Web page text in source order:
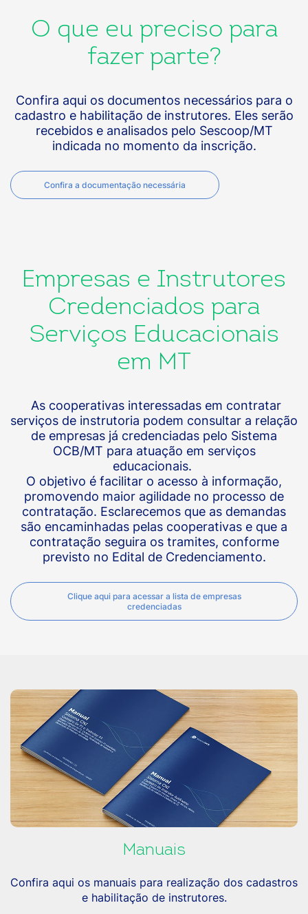
O que eu preciso para
fazer parte?
Confira aqui os documentos necessários para o
cadastro e habilitação de instrutores. Eles serão
recebidos e analisados pelo Sescoop/MT
indicada no momento da inscrição.
Confira a documentação necessária
Empresas e Instrutores
Credenciados para
Serviços Educacionais
em MT
As cooperativas interessadas em contratar
serviços de instrutoria podem consultar a relação
de empresas já credenciadas pelo Sistema
OCB/MT para atuação em serviços
educacionais.
O objetivo é facilitar o acesso à informação,
promovendo maior agilidade no processo de
contratação. Esclarecemos que as demandas
são encaminhadas pelas cooperativas e que a
contratação seguira os tramites, conforme
previsto no Edital de Credenciamento.
Clique aqui para acessar a lista de empresas
credenciadas
Manuais
Confira aqui os manuais para realização dos cadastros
e habilitação de instrutores.